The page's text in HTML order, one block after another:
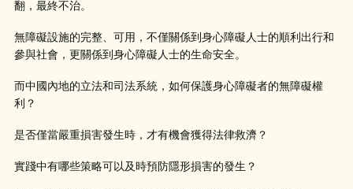
翻，最終不治。
無障礙設施的完整、可用，不僅關係到身心障礙人士的順利出行和
參與社會，更關係到身心障礙人士的生命安全。
而中國內地的立法和司法系統，如何保護身心障礙者的無障礙權
利？
是否僅當嚴重損害發生時，才有機會獲得法律救濟？
實踐中有哪些策略可以及時預防隱形損害的發生？